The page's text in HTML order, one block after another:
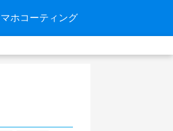
ホコーティング